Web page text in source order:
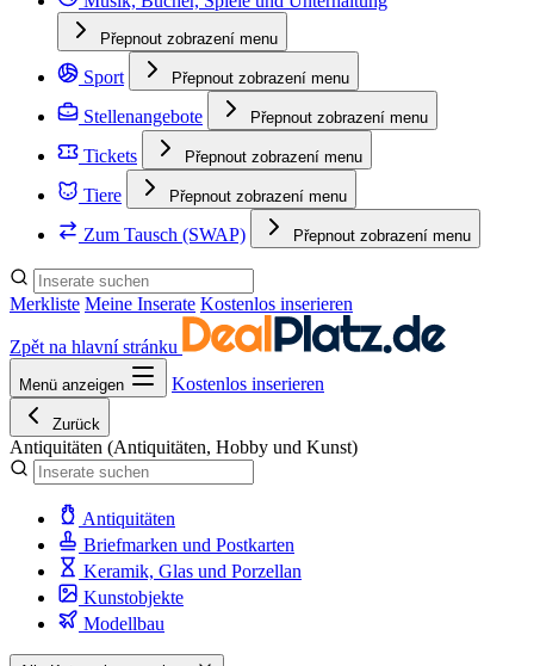
Přepnout zobrazení menu
Sport Přepnout zobrazení menu
Stellenangebote Přepnout zobrazení menu
Tickets Přepnout zobrazení menu
Tiere Přepnout zobrazení menu
Zum Tausch (SWAP) Přepnout zobrazení menu
Merkliste Meine Inserate Kostenlos inserieren
Zpět na hlavní stránku
Menü anzeigen Kostenlos inserieren
Zurück
Antiquitäten (Antiquitäten, Hobby und Kunst)
Antiquitäten
Briefmarken und Postkarten
Keramik, Glas und Porzellan
Kunstobjekte
Modellbau